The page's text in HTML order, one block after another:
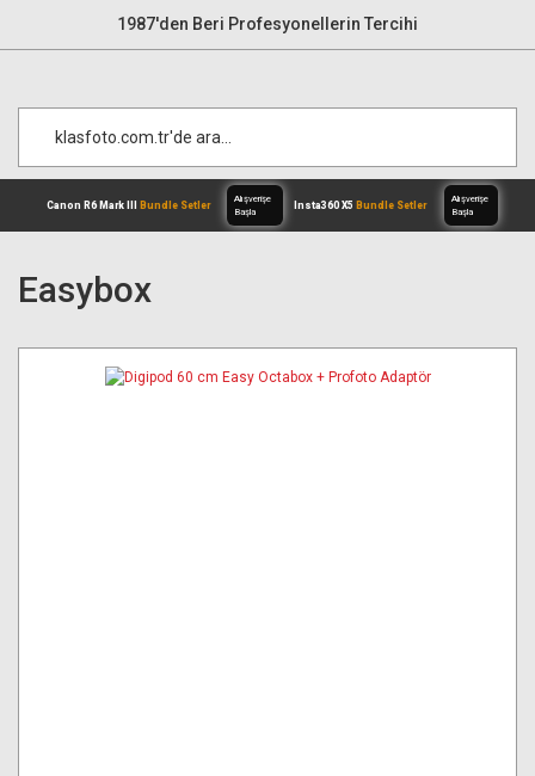
1987'den Beri Profesyonellerin Tercihi
Başla
Easybox